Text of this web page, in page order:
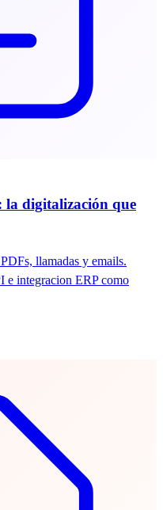
la digitalización que
llamadas y emails.
e integracion ERP como